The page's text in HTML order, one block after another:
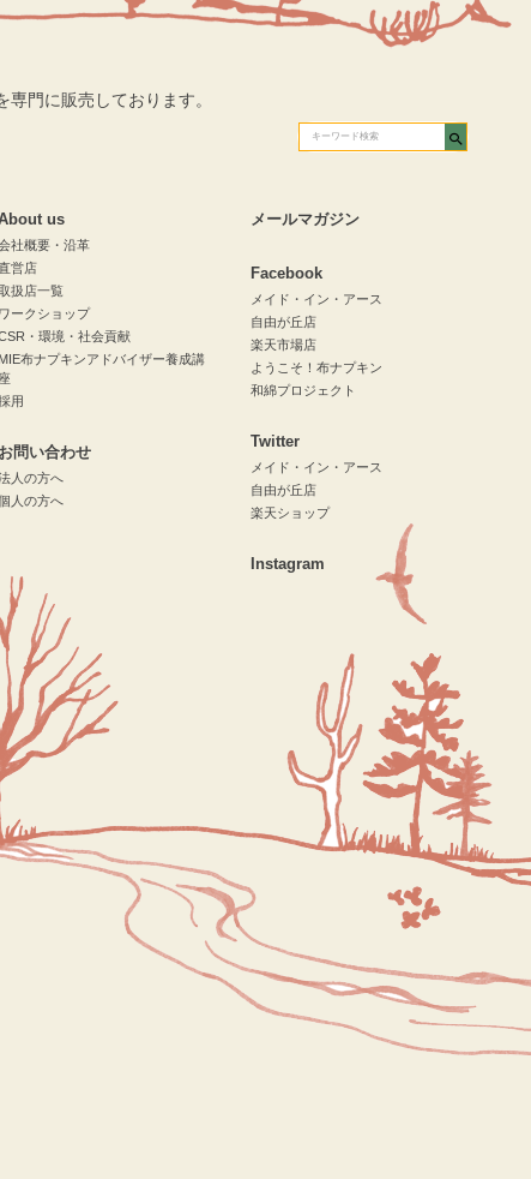
門に販売しております。
us
社概要・沿革
営店
扱店一覧
ワークショップ
・環境・社会貢献
MIE布ナプキンアドバイザー養成講
座
用
お問い合わせ
人の方へ
人の方へ
メールマガジン
Facebook
メイド・イン・アース
自由が丘店
楽天市場店
ようこそ！布ナプキン
和綿プロジェクト
Twitter
メイド・イン・アース
自由が丘店
楽天ショップ
Instagram